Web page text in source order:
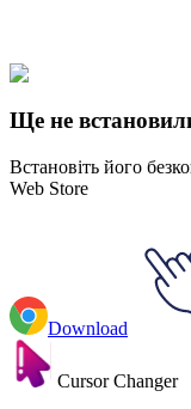
Roblox
Ще не
Встановіть його
Web Store
Download
Cursor Changer